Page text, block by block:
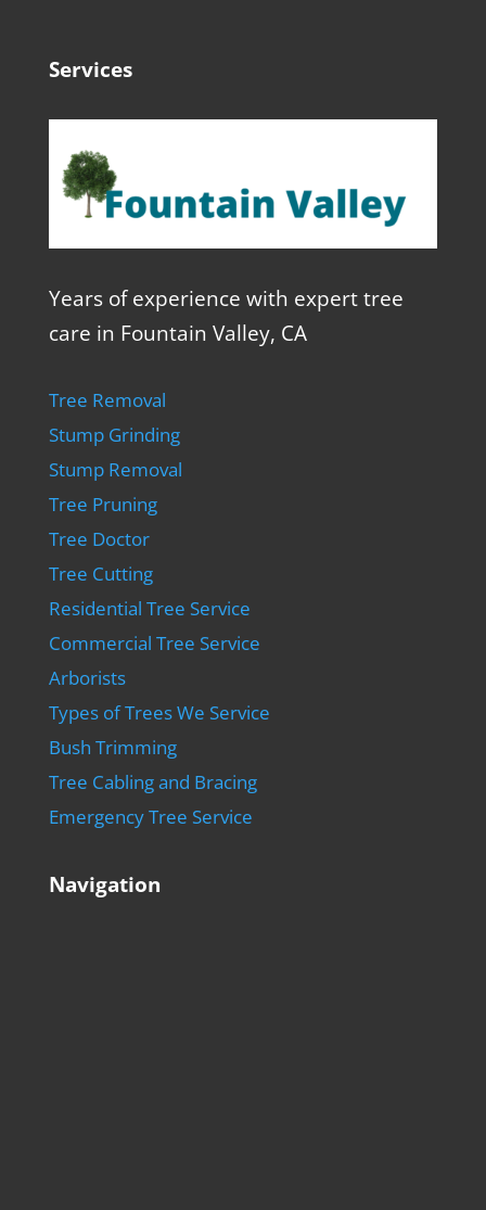
Services
Years of experience with expert tree
care in Fountain Valley, CA
Tree Removal
Stump Grinding
Stump Removal
Tree Pruning
Tree Doctor
Tree Cutting
Residential Tree Service
Commercial Tree Service
Arborists
Types of Trees We Service
Bush Trimming
Tree Cabling and Bracing
Emergency Tree Service
Navigation